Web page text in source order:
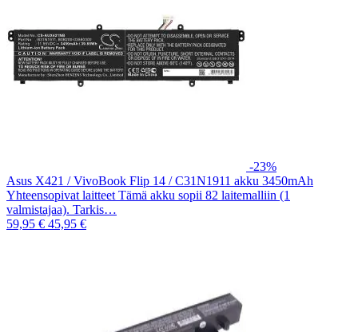
-23%
Asus X421 / VivoBook Flip 14 / C31N1911 akku 3450mAh
Yhteensopivat laitteet Tämä akku sopii 82 laitemalliin (1
valmistajaa). Tarkis…
59,95 € 45,95 €